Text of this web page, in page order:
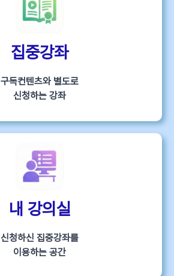
집중강좌
구독컨텐츠와 별도로
신청하는 강좌
내 강의실
신청하신 집중강좌를
이용하는 공간